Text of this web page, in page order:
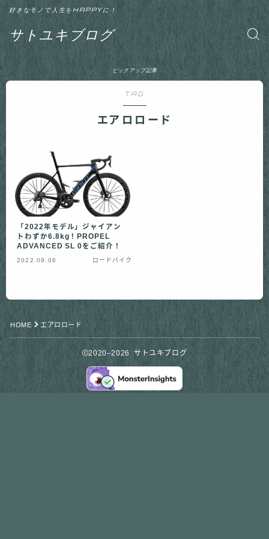
サトユキブログ
好きなモノで人生をHAPPYに！
ピックアップ記事
TAG
エアロロード
「2022年モデル」ジャイアン
トわずか6.8kg！PROPEL
ADVANCED SL 0をご紹介！
2022.09.06 ロードバイク
HOME エアロロード
2020–2026 サトユキブログ